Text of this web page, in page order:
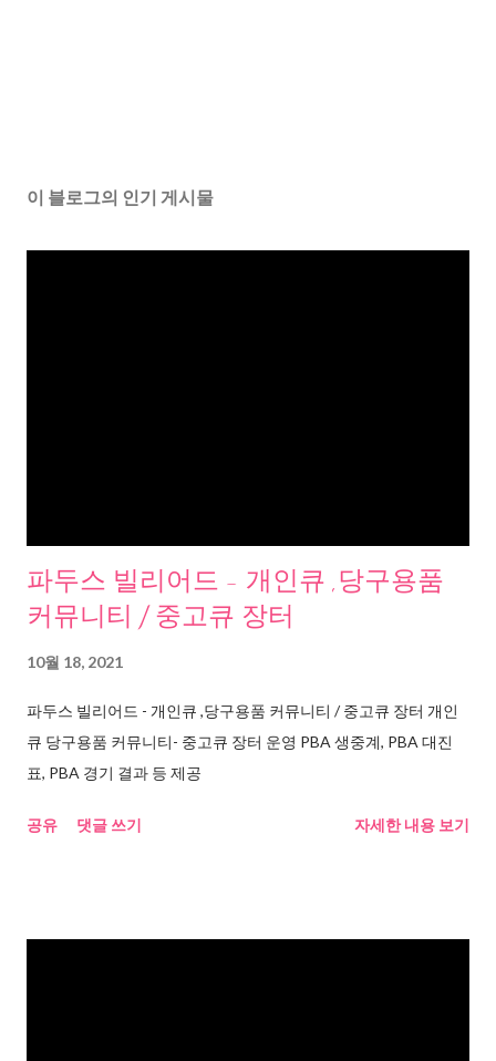
이 블로그의 인기 게시물
파두스 빌리어드 - 개인큐 ,당구용품
커뮤니티 / 중고큐 장터
10월 18, 2021
파두스 빌리어드 - 개인큐 ,당구용품 커뮤니티 / 중고큐 장터 개인
큐 당구용품 커뮤니티- 중고큐 장터 운영 PBA 생중계, PBA 대진
표, PBA 경기 결과 등 제공
공유 댓글 쓰기 자세한 내용 보기